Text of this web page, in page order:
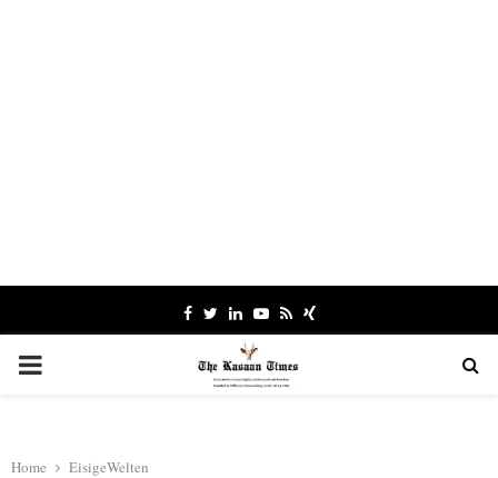
Facebook
TwitterLinkedinYoutube
RssXing
PRIMARY
Home EisigeWelten